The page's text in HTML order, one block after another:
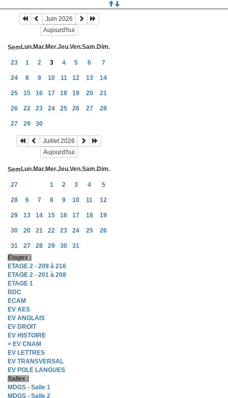
Juin 2026
Aujourd'hui
Sem Lun.Mar.Mer.Jeu.Ven.Sam.Dim.
23 1 2 3 4 5 6 7
24 8 9 10 11 12 13 14
25 15 16 17 18 19 20 21
26 22 23 24 25 26 27 28
27 29 30
Juillet 2026
Aujourd'hui
Sem Lun.Mar.Mer.Jeu.Ven.Sam.Dim.
27 1 2 3 4 5
28 6 7 8 9 10 11 12
29 13 14 15 16 17 18 19
30 20 21 22 23 24 25 26
31 27 28 29 30
31
Étages :
ETAGE 2 - 209 à 216
ETAGE 2 - 201 à 208
ETAGE 1
RDC
ECAM
EV AES
EV ANGLAIS
EV DROIT
EV HISTOIRE
> EV CNAM
EV LETTRES
EV TRANSVERSAL
EV POLE LANGUES
Salles :
MDGS - Salle 1
MDGS - Salle 2